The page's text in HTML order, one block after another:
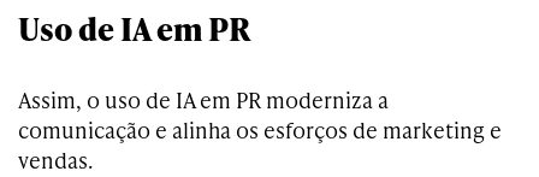
Uso de IA em PR
Assim, o uso de IA em PR moderniza a
comunicação e alinha os esforços de marketing e
vendas.